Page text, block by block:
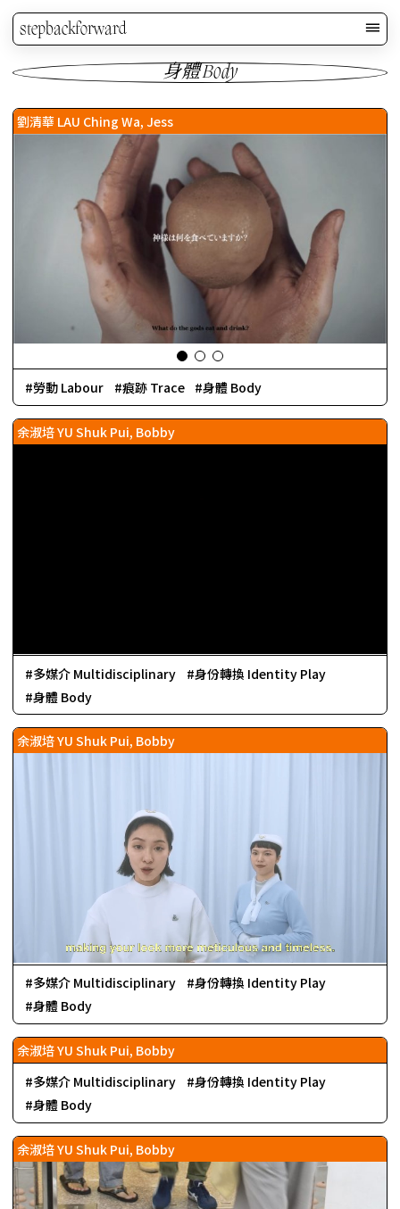
stepbackforward
身體 Body
劉清華 LAU Ching Wa, Jess
勞動 Labour 痕跡 Trace 身體 Body
余淑培 YU Shuk Pui, Bobby
多媒介 Multidisciplinary
身份轉換 Identity Play
身體 Body
余淑培 YU Shuk Pui, Bobby
多媒介 Multidisciplinary
身份轉換 Identity Play
身體 Body
余淑培 YU Shuk Pui, Bobby
多媒介 Multidisciplinary
身份轉換 Identity Play
身體 Body
余淑培 YU Shuk Pui, Bobby